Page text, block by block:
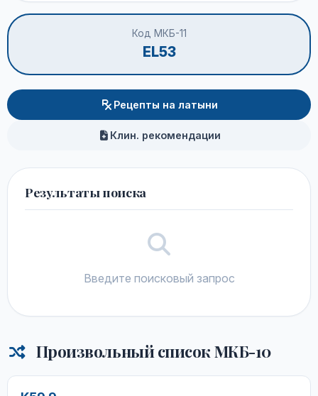
Код МКБ-11
EL53
Рецепты на латыни
Клин. рекомендации
Результаты поиска
Введите поисковый запрос
Произвольный список МКБ-10